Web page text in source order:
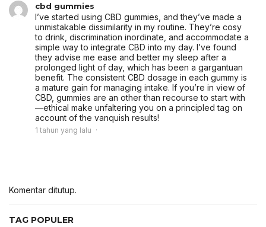
cbd gummies
I’ve started using CBD gummies, and they’ve made a
unmistakable dissimilarity in my routine. They’re cosy
to drink, discrimination inordinate, and accommodate a
simple way to integrate CBD into my day. I’ve found
they advise me ease and better my sleep after a
prolonged light of day, which has been a gargantuan
benefit. The consistent CBD dosage in each gummy is
a mature gain for managing intake. If you’re in view of
CBD, gummies are an other than recourse to start with
—ethical make unfaltering you on a principled tag on
account of the vanquish results!
1 tahun yang lalu
Komentar ditutup.
TAG POPULER